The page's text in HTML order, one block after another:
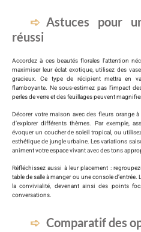
Astuces pour
réussi
Accordez à ces beautés florales l’attention
maximiser leur éclat exotique, utilisez des
gracieux. Ce type de récipient mettra en
flamboyante. Ne sous-estimez pas l’impact
perles de verre et des feuillages peuvent
Décorer votre maison avec des fleurs orange
d’explorer différents thèmes. Par exemple,
évoquer un coucher de soleil tropical, ou
esthétique de jungle urbaine. Les variations
animent votre espace vivant avec des tons
Réfléchissez aussi à leur placement :
table de salle à manger ou une console
la convivialité, devenant ainsi des points
conversations.
Comparatif des